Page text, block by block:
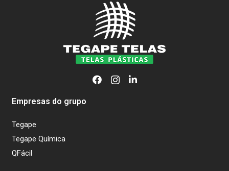
Empresas do grupo
Tegape
Tegape Química
QFácil